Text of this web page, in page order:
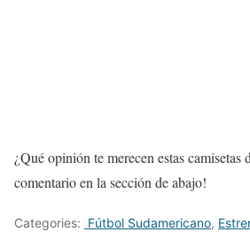
¿Qué opinión te merecen estas camisetas
comentario en la sección de abajo!
Categories: Fútbol Sudamericano,